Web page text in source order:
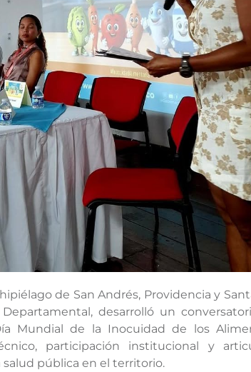
de San Andrés, Providencia y
desarrolló un
Mundial de la Inocuidad de los
participación institucional y
pública en el territorio.